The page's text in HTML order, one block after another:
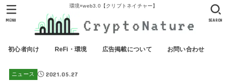
環境×web3.0【クリプトネイチャー】
初心者向け ReFi・環境 広告掲載について お問い合わせ
SEARCH
MENU
ニュース 2021.05.27